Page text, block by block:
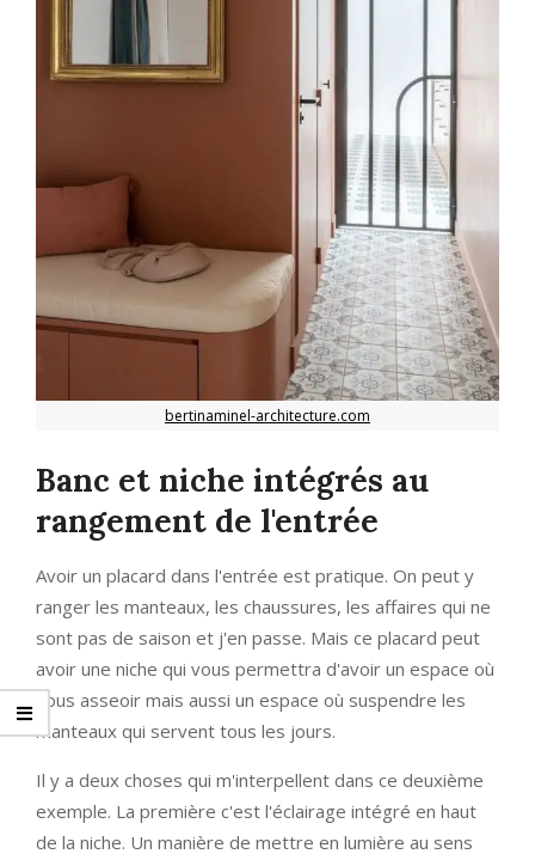
bertinaminel-architecture.com
Banc et niche intégrés au
rangement de l'entrée
Avoir un placard dans l'entrée est pratique. On peut y
ranger les manteaux, les chaussures, les affaires qui ne
sont pas de saison et j'en passe. Mais ce placard peut
avoir une niche qui vous permettra d'avoir un espace où
vous asseoir mais aussi un espace où suspendre les
manteaux qui servent tous les jours.
Il y a deux choses qui m'interpellent dans ce deuxième
exemple. La première c'est l'éclairage intégré en haut
de la niche. Un manière de mettre en lumière au sens